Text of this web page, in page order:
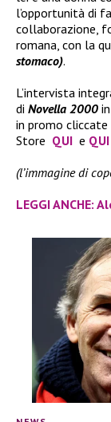
l’opportunità di
collaborazione,
romana, con la
stomaco).
L’intervista
di Novella 2000
in promo cliccate
Store QUI e QUI
(l’immagine di
LEGGI ANCHE: